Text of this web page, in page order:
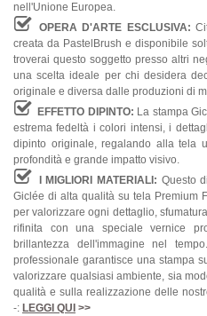
nell'Unione Europea.
OPERA D'ARTE ESCLUSIVA:
creata da PastelBrush e disponibile
troverai questo soggetto presso altri
una scelta ideale per chi desidera
originale e diversa dalle produzioni di
EFFETTO DIPINTO: La stampa
estrema fedeltà i colori intensi, i
dipinto originale, regalando alla tela
profondità e grande impatto visivo.
I MIGLIORI MATERIALI: Questo
Giclée di alta qualità su tela Premium
per valorizzare ogni dettaglio,
rifinita con una speciale vernice
brillantezza dell'immagine nel
professionale garantisce una stampa
valorizzare qualsiasi ambiente, sia
qualità e sulla realizzazione delle
-: LEGGI QUI >>